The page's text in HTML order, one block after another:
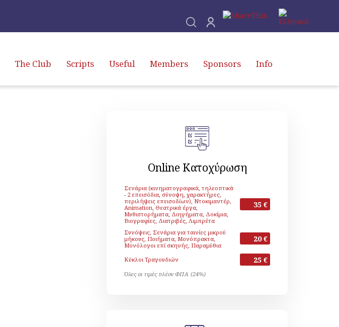
The Club Scripts Useful Members Sponsors Info
Online Κατοχύρωση
Σενάρια (κινηματογραφικά, τηλεοπτικά
- 2 επεισόδια, σύνοψη, χαρακτήρες,
περιλήψεις επεισοδίων), Ντοκιμαντέρ,
Animation, Θεατρικά έργα,
Μυθιστορήματα, Διηγήματα, Δοκίμια,
Βιογραφίες, Διατριβές, Λιμπρέτα
35 €
Συνόψεις, Σενάρια για ταινίες μικρού
μήκους, Ποιήματα, Μονόπρακτα,
Μονόλογοι επί σκηνής, Παραμύθια
20 €
Κύκλοι Τραγουδιών 25 €
Όλες οι τιμές πλέον ΦΠΑ (24%)